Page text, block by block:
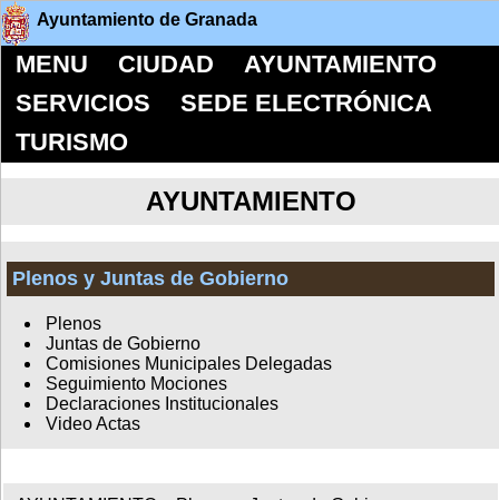
Ayuntamiento de Granada
MENU CIUDAD
AYUNTAMIENTO
SERVICIOS
SEDE ELECTRÓNICA
TURISMO
AYUNTAMIENTO
Plenos y Juntas de Gobierno
Plenos
Juntas de Gobierno
Comisiones Municipales Delegadas
Seguimiento Mociones
Declaraciones Institucionales
Video Actas